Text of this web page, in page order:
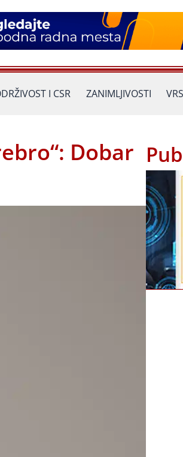
I CSR ZANIMLJIVOSTI
Dobar